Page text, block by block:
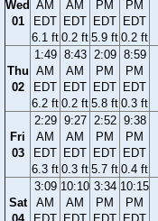
Wed
01
AM
EDT
6.1 ft
AM
EDT
0.2 ft
PM
EDT
5.9 ft
PM
EDT
0.2 ft
Thu
02
1:49
AM
EDT
6.2 ft
8:43
AM
EDT
0.2 ft
2:09
PM
EDT
5.8 ft
8:59
PM
EDT
0.3 ft
Fri
03
2:29
AM
EDT
6.3 ft
9:27
AM
EDT
0.3 ft
2:52
PM
EDT
5.7 ft
9:38
PM
EDT
0.4 ft
Sat
3:09
AM
10:10
AM
3:34
PM
10:15
PM